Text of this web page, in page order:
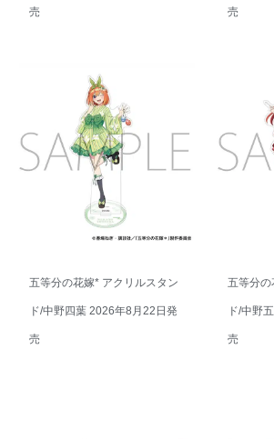
売 売
五等分の花嫁* アクリルスタン
ド/中野四葉 2026年8月22日発
売
五等分の
ド/中野
売